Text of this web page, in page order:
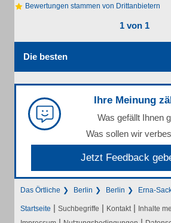
Bewertungen stammen von Drittanbietern
1 von 1
Die besten
Ihre Meinung
Was gefällt Ihnen
Was sollen wir
Jetzt Feedback
Das Örtliche Berlin Berlin Erna-
Startseite | Suchbegriffe | Kontakt | Inhalte